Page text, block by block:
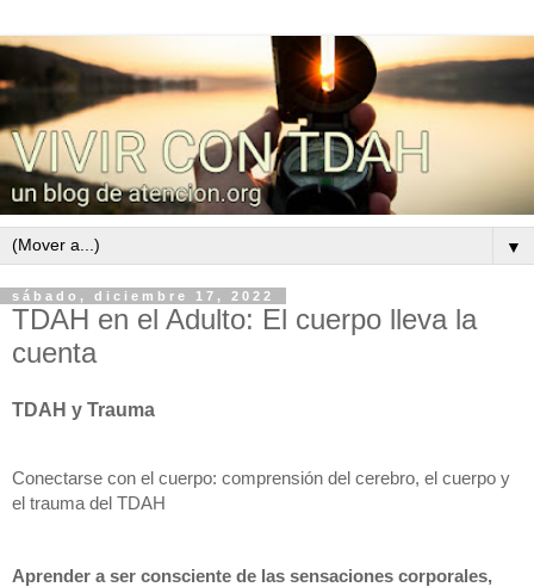
▼
sábado, diciembre 17, 2022
TDAH en el Adulto: El cuerpo lleva la
cuenta
TDAH y Trauma
Conectarse con el cuerpo: comprensión del cerebro, el cuerpo y
el trauma del TDAH
Aprender a ser consciente de las sensaciones corporales,